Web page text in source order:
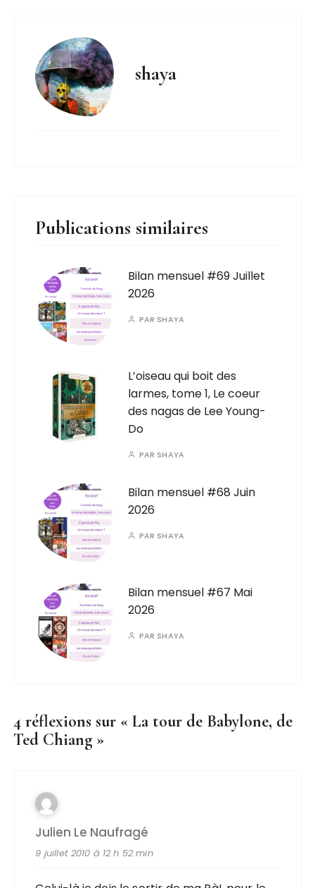
shaya
Publications similaires
Bilan mensuel #69 Juillet
2026
PAR SHAYA
L’oiseau qui boit des
larmes, tome 1, Le coeur
des nagas de Lee Young-
Do
PAR SHAYA
Bilan mensuel #68 Juin
2026
PAR SHAYA
Bilan mensuel #67 Mai
2026
PAR SHAYA
4 réflexions sur «La tour de Babylone, de
Ted Chiang »
Julien Le Naufragé
9 juillet 2010 à 12 h 52 min